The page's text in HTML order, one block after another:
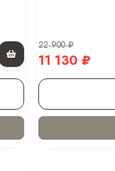
22 900₽
11 130₽